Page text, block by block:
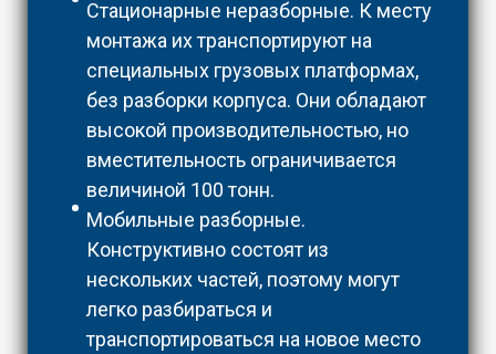
Стационарные неразборные. К месту
монтажа их транспортируют на
специальных грузовых платформах,
без разборки корпуса. Они обладают
высокой производительностью, но
вместительность ограничивается
величиной 100 тонн.
Мобильные разборные.
Конструктивно состоят из
нескольких частей, поэтому могут
легко разбираться и
транспортироваться на новое место